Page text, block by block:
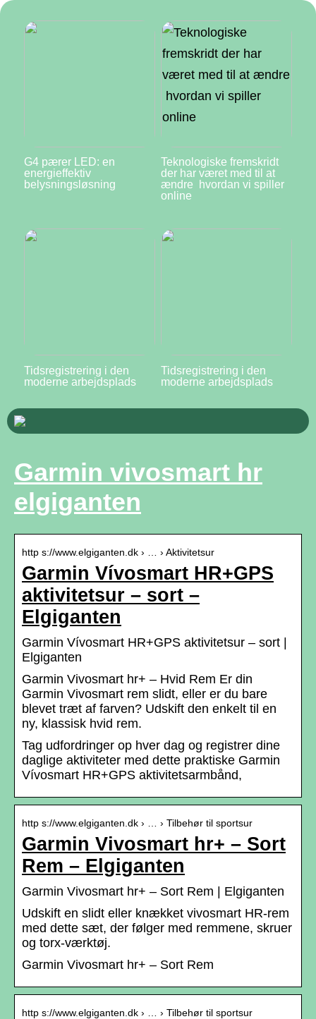
G4 pærer LED: en
energieffektiv
belysningsløsning
Teknologiske fremskridt
der har været med til at
ændre hvordan vi spiller
online
Tidsregistrering i den
moderne arbejdsplads
Tidsregistrering i den
moderne arbejdsplads
Garmin vivosmart hr
elgiganten
http s://www.elgiganten.dk › … › Aktivitetsur
Garmin Vívosmart HR+GPS
aktivitetsur – sort –
Elgiganten
Garmin Vívosmart HR+GPS aktivitetsur – sort |
Elgiganten
Garmin Vivosmart hr+ – Hvid Rem Er din
Garmin Vivosmart rem slidt, eller er du bare
blevet træt af farven? Udskift den enkelt til en
ny, klassisk hvid rem.
Tag udfordringer op hver dag og registrer dine
daglige aktiviteter med dette praktiske Garmin
Vívosmart HR+GPS aktivitetsarmbånd,
http s://www.elgiganten.dk › … › Tilbehør til sportsur
Garmin Vivosmart hr+ – Sort
Rem – Elgiganten
Garmin Vivosmart hr+ – Sort Rem | Elgiganten
Udskift en slidt eller knækket vivosmart HR-rem
med dette sæt, der følger med remmene, skruer
og torx-værktøj.
Garmin Vivosmart hr+ – Sort Rem
http s://www.elgiganten.dk › … › Tilbehør til sportsur